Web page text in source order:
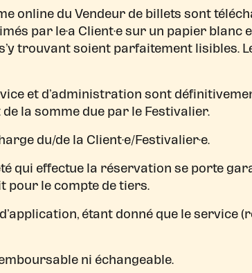
online du Vendeur de billets sont
par le·a Client·e sur un papier
trouvant soient parfaitement lisibles.
et d’administration sont
la somme due par le Festivalier.
du/de la Client·e/Festivalier·e.
qui effectue la réservation se porte
pour le compte de tiers.
étant donné que le service
ni échangeable.